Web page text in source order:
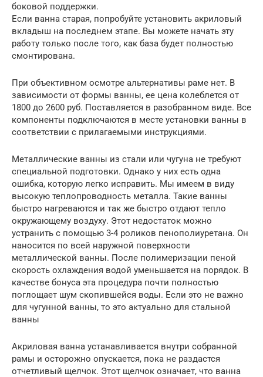
боковой поддержки.
Если ванна старая, попробуйте установить акриловый
вкладыш на последнем этапе. Вы можете начать эту
работу только после того, как база будет полностью
смонтирована.
При объективном осмотре альтернативы раме нет. В
зависимости от формы ванны, ее цена колеблется от
1800 до 2600 руб. Поставляется в разобранном виде. Все
компоненты подключаются в месте установки ванны в
соответствии с прилагаемыми инструкциями.
Металлические ванны из стали или чугуна не требуют
специальной подготовки. Однако у них есть одна
ошибка, которую легко исправить. Мы имеем в виду
высокую теплопроводность металла. Такие ванны
быстро нагреваются и так же быстро отдают тепло
окружающему воздуху. Этот недостаток можно
устранить с помощью 3-4 роликов пенополиуретана. Он
наносится по всей наружной поверхности
металлической ванны. После полимеризации пеной
скорость охлаждения водой уменьшается на порядок. В
качестве бонуса эта процедура почти полностью
поглощает шум скопившейся воды. Если это не важно
для чугунной ванны, то это актуально для стальной
ванны
Акриловая ванна устанавливается ​​внутри собранной
рамы и осторожно опускается, пока не раздастся
отчетливый щелчок. Этот щелчок означает, что ванна